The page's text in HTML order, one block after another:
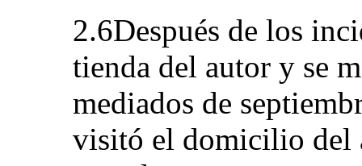
2.6Después de los
tienda del autor y se
mediados de
visitó el domicilio del